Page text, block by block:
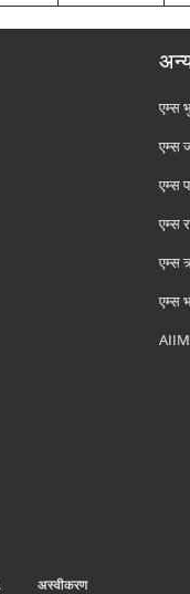
एम्‍स
एम्‍स
एम्‍स
एम्‍स
एम्‍स
एम्‍स
अस्‍वीकरण